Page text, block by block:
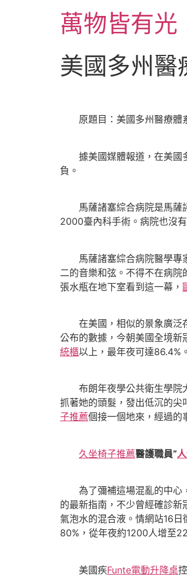
萬物皆有光
美國多州醫
原題目：美國多州醫療體
據美國媒體報道，在美國
負。
馬薩諸塞綜合病院是馬薩
2000臺內科手術。病院也沒
馬薩諸塞綜合病院醫學專
二的音樂和弦。不得不在病
張水瓶在地下室看到這一幕，
在美國，相似的景象廣泛存
公布的數據，今朝美國全境新
統櫃以上，最年夜可達86.4%
布朗年夜學公共衛生學院大
抓著她的頭髮，發出低沉的尖
子推薦個接一個地來，經過的
久坐椅子推薦醫護職員“
為了彌補這場混亂的中心，
的最新指南，不少曾經確診新
氣泡水的混合液。情網站16
80%，從年夜約1200人增至
美國疾Funte電動升降桌